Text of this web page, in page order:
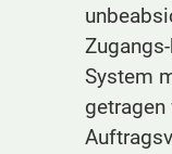
System
getragen